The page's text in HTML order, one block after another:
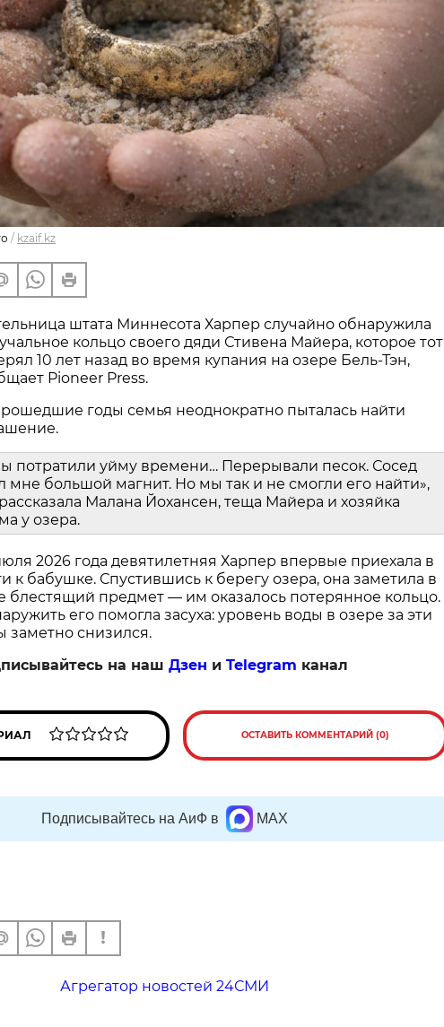
/ kzaif.kz
штата Миннесота Харпер случайно обнаружила
кольцо своего дяди Стивена Майера, которое тот
10 лет назад во время купания на озере Бель-Тэн,
Pioneer Press.
годы семья неоднократно пыталась найти
потратили уйму времени… Перерывали песок. Сосед
мне большой магнит. Но мы так и не смогли его найти»,
Малана Йохансен, теща Майера и хозяйка
у озера.
2026 года девятилетняя Харпер впервые приехала в
к бабушке. Спустившись к берегу озера, она заметила в
блестящий предмет — им оказалось потерянное кольцо.
его помогла засуха: уровень воды в озере за эти
заметно снизился.
на наш Дзен и Telegram канал
ОСТАВИТЬ КОММЕНТАРИЙ (0)
Подписывайтесь на АиФ в MAX
Агрегатор новостей 24СМИ